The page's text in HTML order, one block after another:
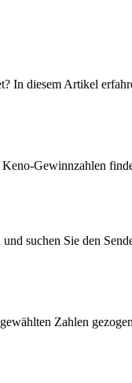
In diesem Artikel
Gewinnzahlen
suchen Sie den
Zahlen